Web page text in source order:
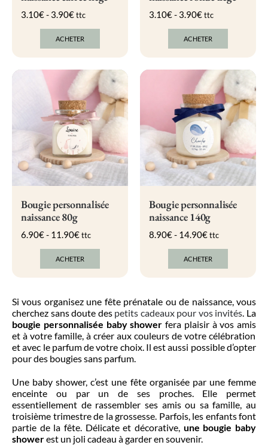
3.10€- 3.90€ ttc
ACHETER
Ce
plusieurs
variations.
Les
options
peuvent
être
choisies
sur
la
page
du
3.10€- 3.90€ ttc
ACHETER
Ce
plusieurs
variations.
Les
options
peuvent
être
choisies
sur
la
page
du
Bougie personnalisée
naissance 80g
6.90€- 11.90€ ttc
ACHETER
Ce
variations.
Les
options
peuvent
être
choisies
la
page
du
produit
Bougie personnalisée
naissance 140g
8.90€- 14.90€ ttc
ACHETER
Ce
variations.
Les
options
peuvent
être
la
page
du
produit
Si vous organisez une fête prénatale oude naissance, vous
cherchez sans doute des petits cadeaux pour vos invités La
bougie personnalisée babyshower fera plaisir à vos amis
et à votre famille à créer aux couleurs de votre célébration
etavec le parfum de votre choix. Il est aussi possible d’opter
pour des bougies sans parfum.
Une babyshower, c’est une fête organisée par une femme
enceinte ou par un de ses proches. Elle permet
essentiellement de rassembler ses amisou sa famille , au
troisième trimestre de la grossesse. Parfois, les enfantsfont
partie de la fête Délicateet décorative, une bougie baby
showerest un joli cadeau àgarder en souvenir.